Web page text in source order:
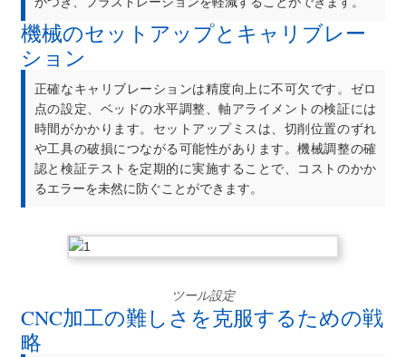
機械のセットアップとキャリブレー
ション
正確なキャリブレーションは精度向上に不可欠です。ゼロ
点の設定、ベッドの水平調整、軸アライメントの検証には
時間がかかります。セットアップミスは、切削位置のずれ
や工具の破損につながる可能性があります。機械調整の確
認と検証テストを定期的に実施することで、コストのかか
るエラーを未然に防ぐことができます。
ツール設定
CNC加工の難しさを克服するための戦
略